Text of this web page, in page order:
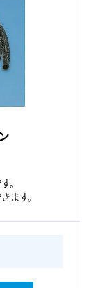
。
ます。